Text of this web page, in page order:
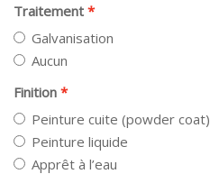
Traitement
Galvanisation
Aucun
Finition
Peinture cuite (powder coat)
Peinture liquide
Apprêt à l’eau